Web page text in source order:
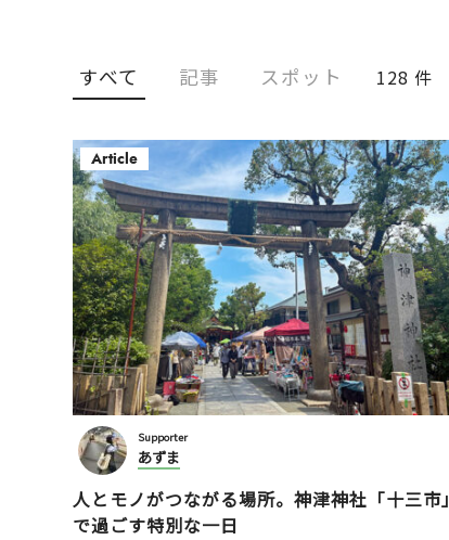
すべて 記事 スポット 128 件
Article
Supporter
あずま
人とモノがつながる場所。神津神社「十三市」
で過ごす特別な一日